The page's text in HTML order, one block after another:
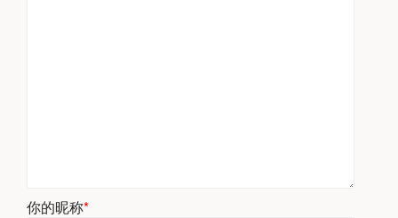
你的昵称*